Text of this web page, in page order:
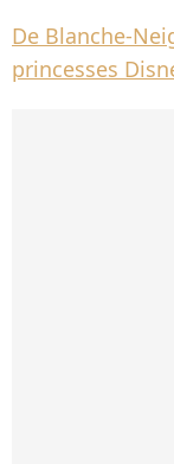
De Blanche-
princesses